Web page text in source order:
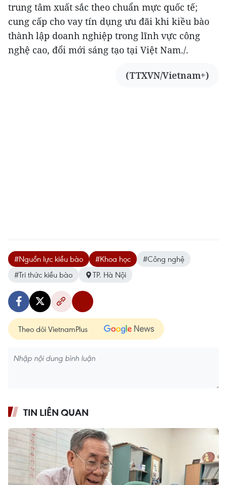
trung tâm xuất sắc theo chuẩn mực quốc tế;
cung cấp cho vay tín dụng ưu đãi khi kiều bào
thành lập doanh nghiệp trong lĩnh vực công
nghệ cao, đổi mới sáng tạo tại Việt Nam./.
(TTXVN/Vietnam+)
#Nguồn lực kiều bào #Khoa học
#Công nghệ
#Tri thức kiều bào
TP. Hà Nội
Theo dõi VietnamPlus
TIN LIÊN QUAN